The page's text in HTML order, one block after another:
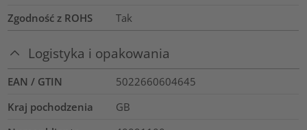
Zgodność z ROHS Tak
Logistyka i opakowania
EAN / GTIN
5022660604645
Kraj pochodzenia
GB